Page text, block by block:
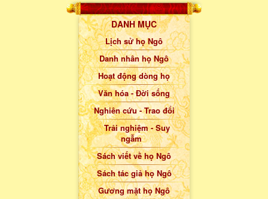
DANH MỤC
Lịch sử họ Ngô
Danh nhân họ Ngô
Hoạt động dòng họ
Văn hóa - Đời sống
Nghiên cứu - Trao đổi
Trải nghiệm - Suy
ngẫm
Sách viết về họ Ngô
Sách tác giả họ Ngô
Gương mặt họ Ngô